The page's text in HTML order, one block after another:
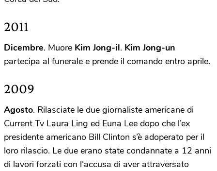
2011
Dicembre. Muore Kim Jong-il. Kim Jong-un
partecipa al funerale e prende il comando entro aprile.
2009
Agosto. Rilasciate le due giornaliste americane di
Current Tv Laura Ling ed Euna Lee dopo che l’ex
presidente americano Bill Clinton s’è adoperato per il
loro rilascio. Le due erano state condannate a 12 anni
di lavori forzati con l’accusa di aver attraversato